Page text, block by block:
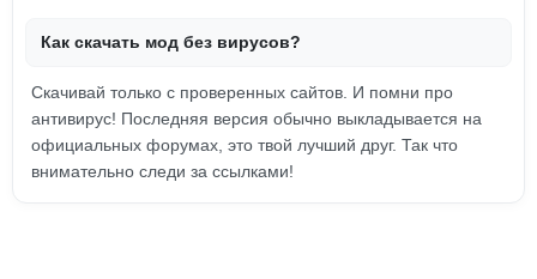
Как скачать мод без вирусов?
Скачивай только с проверенных сайтов. И помни про
антивирус! Последняя версия обычно выкладывается на
официальных форумах, это твой лучший друг. Так что
внимательно следи за ссылками!